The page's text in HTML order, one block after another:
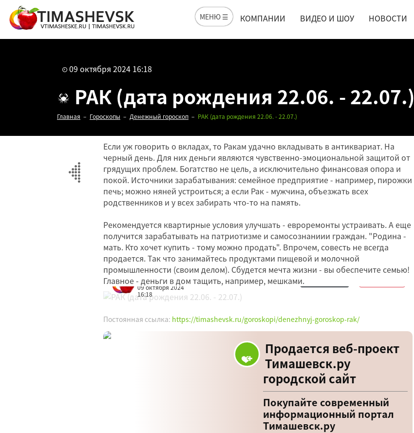
МЕНЮ ☰ КОМПАНИИ ВИДЕО И ШОУ НОВОСТИ
09 октября 2024 16:18
РАК (дата рождения 22.06. - 22.07.)
Главная Гороскопы Денежный гороскоп РАК (дата рождения 22.06. - 22.07.)
Если уж говорить о вкладах, то Ракам удачно вкладывать в антиквариат. На
черный день. Для них деньги являются чувственно-эмоциональной защитой от
грядущих проблем. Богатство не цель, а исключительно финансовая опора и
покой. Источники зарабатывания: семейное предприятие - например, пирожки
печь; можно няней устроиться; а если Рак - мужчина, объезжать всех
родственников и у всех забирать что-то на память.
Рекомендуется квартирные условия улучшать - евроремонты устраивать. А еще
получится зарабатывать на патриотизме и самосознаниии граждан. "Родина -
мать. Кто хочет купить - тому можно продать". Впрочем, совесть не всегда
продается. Так что занимайтесь продуктами пищевой и молочной
промышленности (своим делом). Сбудется мечта жизни - вы обеспечите семью!
Главное - деньги в дом тащить, например, мешками.
Редакция
09 октября 2024
16:18
Постоянная ссылка: https://timashevsk.ru/goroskopi/denezhnyj-goroskop-rak/
Продается веб-проект
Тимашевск.ру
городской сайт
Покупайте современный
информационный портал
Тимашевск.ру